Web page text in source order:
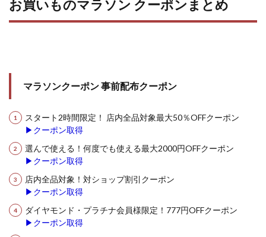
お買いものマラソン クーポンまとめ
マラソンクーポン 事前配布クーポン
スタート2時間限定！ 店内全品対象最大50％OFFクーポン
▶クーポン取得
選んで使える！何度でも使える最大2000円OFFクーポン
▶クーポン取得
店内全品対象！対ショップ割引クーポン
▶クーポン取得
ダイヤモンド・プラチナ会員様限定！777円OFFクーポン
▶クーポン取得